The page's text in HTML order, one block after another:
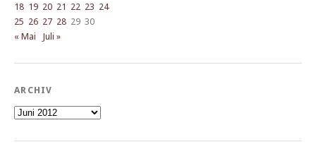
18 19 20 21 22 23 24
25 26 27 28 29 30
« Mai
Juli »
ARCHIV
Archiv